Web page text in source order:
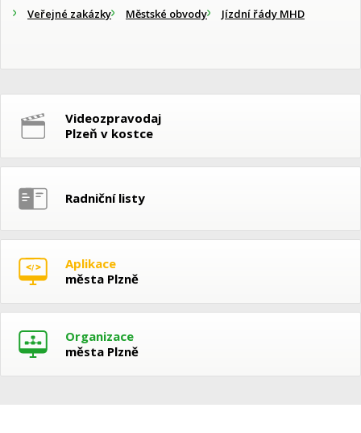
Veřejné zakázky
Městské obvody Jízdní řády MHD
Videozpravodaj
Plzeň v kostce
Radniční listy
Aplikace
města Plzně
Organizace
města Plzně